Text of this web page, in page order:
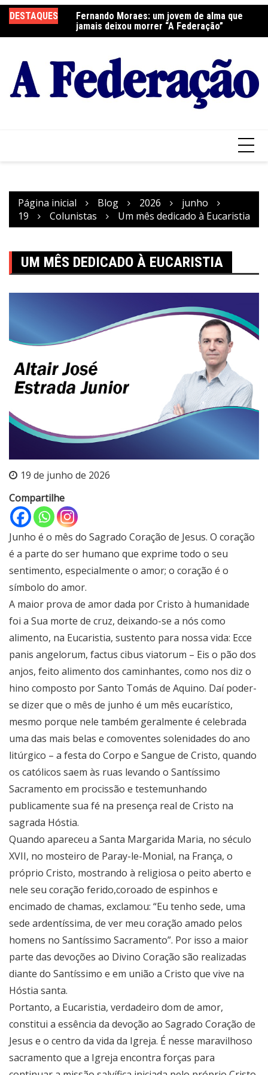
para
o
DESTAQUES
Fernando Moraes: um jovem de alma que
jamais deixou morrer “A Federação”
Curso Oração e Vida na Paróquia São José
Página inicial Blog 2026
junho
19
Colunistas Um mês dedicado à Eucaristia
UM MÊS DEDICADO À EUCARISTIA
19 de junho de 2026
Compartilhe
Junho é o mês do Sagrado Coração de Jesus. O coração
é a parte do ser humano que exprime todo o seu
sentimento, especialmente o amor; o coração é o
símbolo do amor.
A maior prova de amor dada por Cristo à humanidade
foi a Sua morte de cruz, deixando-se a nós como
alimento, na Eucaristia, sustento para nossa vida: Ecce
panis angelorum, factus cibus viatorum – Eis o pão dos
anjos, feito alimento dos caminhantes, como nos diz o
hino composto por Santo Tomás de Aquino. Daí poder-
se dizer que o mês de junho é um mês eucarístico,
mesmo porque nele também geralmente é celebrada
uma das mais belas e comoventes solenidades do ano
litúrgico – a festa do Corpo e Sangue de Cristo, quando
os católicos saem às ruas levando o Santíssimo
Sacramento em procissão e testemunhando
publicamente sua fé na presença real de Cristo na
sagrada Hóstia.
Quando apareceu a Santa Margarida Maria, no século
XVII, no mosteiro de Paray-le-Monial, na França, o
próprio Cristo, mostrando à religiosa o peito aberto e
nele seu coração ferido,coroado de espinhos e
encimado de chamas, exclamou: “Eu tenho sede, uma
sede ardentíssima, de ver meu coração amado pelos
homens no Santíssimo Sacramento”. Por isso a maior
parte das devoções ao Divino Coração são realizadas
diante do Santíssimo e em união a Cristo que vive na
Hóstia santa.
Portanto, a Eucaristia, verdadeiro dom de amor,
constitui a essência da devoção ao Sagrado Coração de
Jesus e o centro da vida da Igreja. É nesse maravilhoso
sacramento que a Igreja encontra forças para